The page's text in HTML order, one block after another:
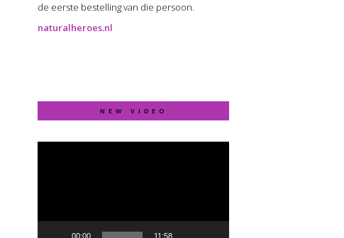
de eerste bestelling van die persoon.
naturalheroes.nl
NEW VIDEO
Video
00:00 11:58